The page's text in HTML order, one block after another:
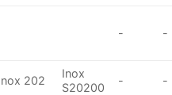
- -
202
Inox
S20200
- -